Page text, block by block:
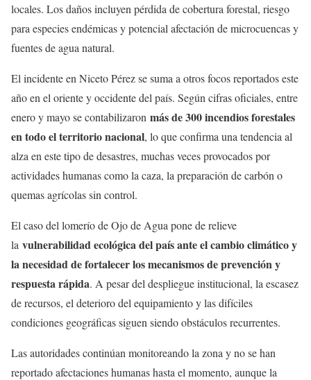
locales. Los daños incluyen pérdida de cobertura forestal, riesgo
para especies endémicas y potencial afectación de microcuencas y
fuentes de agua natural.
El incidente en Niceto Pérez se suma a otros focos reportados este
año en el oriente y occidente del país. Según cifras oficiales, entre
enero y mayo se contabilizaron más de 300 incendios forestales
en todo el territorio nacional, lo que confirma una tendencia al
alza en este tipo de desastres, muchas veces provocados por
actividades humanas como la caza, la preparación de carbón o
quemas agrícolas sin control.
El caso del lomerío de Ojo de Agua pone de relieve
la vulnerabilidad ecológica del país ante el cambio climático y
la necesidad de fortalecer los mecanismos de prevención y
respuesta rápida. A pesar del despliegue institucional, la escasez
de recursos, el deterioro del equipamiento y las difíciles
condiciones geográficas siguen siendo obstáculos recurrentes.
Las autoridades continúan monitoreando la zona y no se han
reportado afectaciones humanas hasta el momento, aunque la